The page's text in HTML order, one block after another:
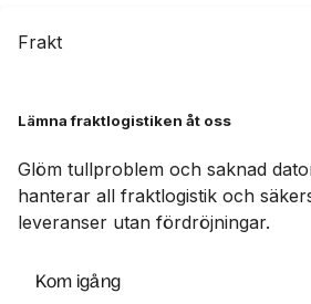
Frakt
Lämna fraktlogistiken åt oss
Glöm tullproblem och saknad
hanterar all fraktlogistik och
leveranser utan fördröjningar.
Kom igång